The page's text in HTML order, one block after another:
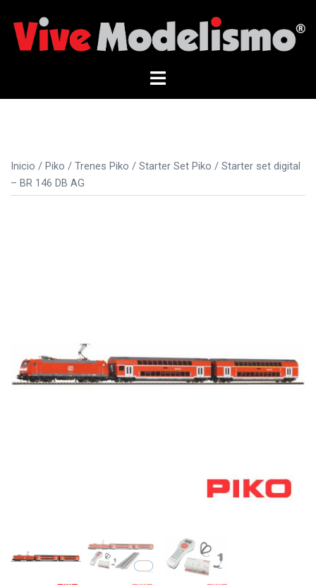
contenido
Alternar
Inicio / Piko / Trenes Piko / Starter Set Piko / Starter set digital
– BR 146 DB AG